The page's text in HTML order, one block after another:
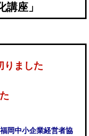
講座」
りました
岡中小企業経営者協